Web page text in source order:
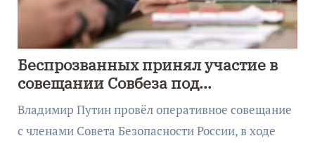
Беспрозванных принял участие в
совещании Совбеза под
руководством Путина
Владимир Путин провёл оперативное совещание
с членами Совета Безопасности России, в ходе